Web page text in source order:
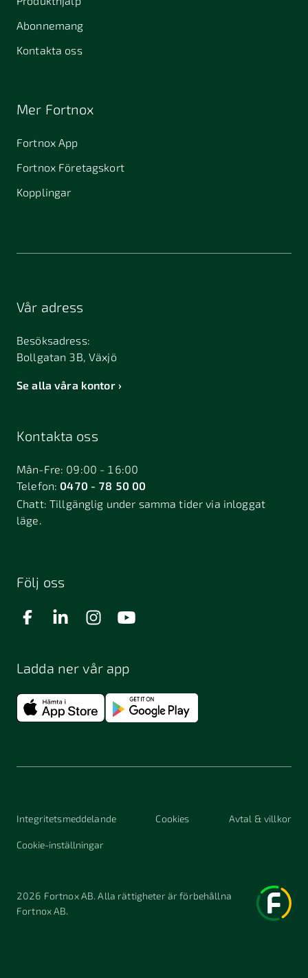
Abonnemang
Kontakta oss
Mer Fortnox
Fortnox App
Fortnox Företagskort
Kopplingar
Vår adress
Besöksadress:
Bollgatan 3B, Växjö
Se alla våra kontor
Kontakta oss
Mån-Fre: 09:00 - 16:00
Telefon:0470 - 78 50 00
Chatt:Tillgänglig under samma tider via inloggat
läge.
Följ oss
Ladda ner vår app
Integritetsmeddelande Cookies Avtal & villkor
Cookie-inställningar
2026 Fortnox AB. Alla rättigheter är förbehållna
Fortnox AB.